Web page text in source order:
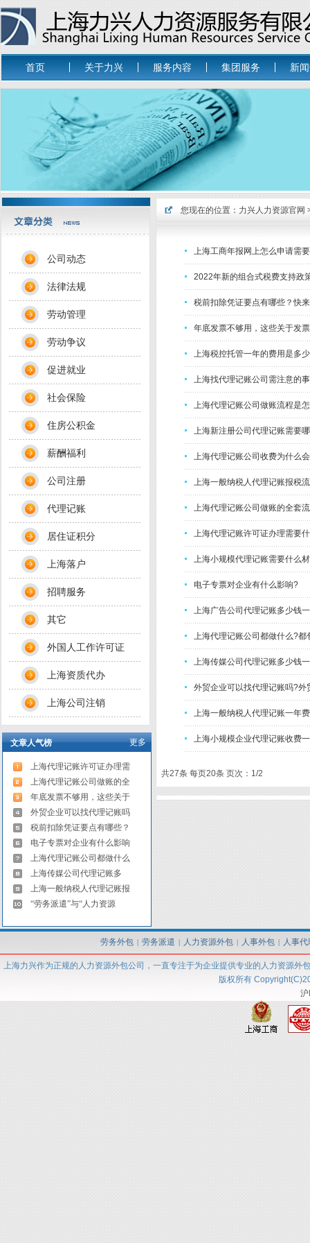
首页 关于力兴 服务内容 集团服务 新
您现在的位置： 力兴人力资源官网
上海工商年报网上怎么申请需
2022年新的组合式税费支持政
税前扣除凭证要点有哪些？快
年底发票不够用，这些关于发
上海税控托管一年的费用是多
上海找代理记账公司需注意的
上海代理记账公司做账流程是
上海新注册公司代理记账需要
上海​代理记账公司收费为什么
上海一般纳税人代理记账报税
上海代理记账公司做账的全套
上海代理记账许可证办理需要
上海小规模代理记账需要什么
电子专票对企业有什么影响?
上海广告公司代理记账多少钱
上海代理记账公司都做什么?都
上海传媒公司代理记账多少钱
外贸企业可以找代理记账吗?外
上海一般纳税人代理记账一年
上海小规模企业代理记账收费
共27条 每页20条 页次：1/2
公司动态
法律法规
劳动管理
劳动争议
促进就业
社会保险
住房公积金
薪酬福利
公司注册
代理记账
居住证积分
上海落户
招聘服务
其它
外国人工作许可证
上海资质代办
上海公司注销
文章人气榜 更多
上海代理记账许可证办理需
上海代理记账公司做账的全
年底发票不够用，这些关于
外贸企业可以找代理记账吗
税前扣除凭证要点有哪些？
电子专票对企业有什么影响
上海代理记账公司都做什么
上海传媒公司代理记账多
上海一般纳税人代理记账报
“劳务派遣”与“人力资源
劳务外包 | 劳务派遣 | 人力资源外包 | 人事外包 | 人事代
上海力兴作为正规的人力资源外包公司 ，一直专注于为企业提供专业的人力资源外包
版权所有